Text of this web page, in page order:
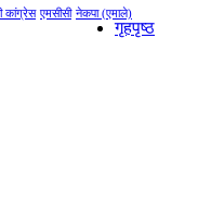
कांग्रेस एमसीसी नेकपा (एमाले)
गृहपृष्ठ